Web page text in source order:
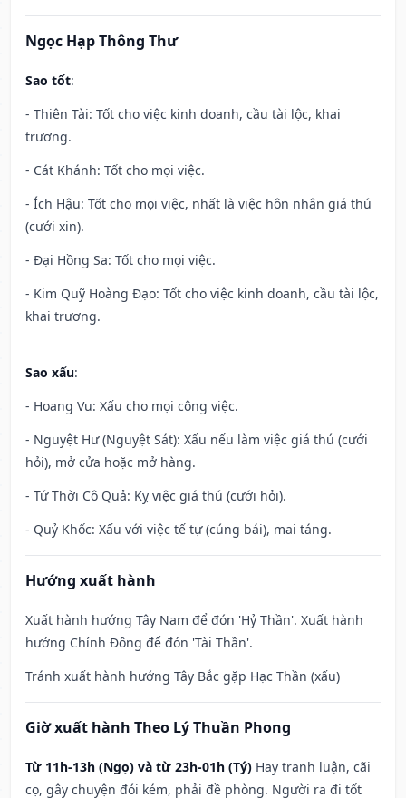
Ngọc Hạp Thông Thư
Sao tốt:
- Thiên Tài: Tốt cho việc kinh doanh, cầu tài lộc, khai
trương.
- Cát Khánh: Tốt cho mọi việc.
- Ích Hậu: Tốt cho mọi việc, nhất là việc hôn nhân giá thú
(cưới xin).
- Đại Hồng Sa: Tốt cho mọi việc.
- Kim Quỹ Hoàng Đạo: Tốt cho việc kinh doanh, cầu tài lộc,
khai trương.
Sao xấu:
- Hoang Vu: Xấu cho mọi công việc.
- Nguyệt Hư (Nguyệt Sát): Xấu nếu làm việc giá thú (cưới
hỏi), mở cửa hoặc mở hàng.
- Tứ Thời Cô Quả: Kỵ việc giá thú (cưới hỏi).
- Quỷ Khốc: Xấu với việc tế tự (cúng bái), mai táng.
Hướng xuất hành
Xuất hành hướng Tây Nam để đón 'Hỷ Thần'. Xuất hành
hướng Chính Đông để đón 'Tài Thần'.
Tránh xuất hành hướng Tây Bắc gặp Hạc Thần (xấu)
Giờ xuất hành Theo Lý Thuần Phong
Từ 11h-13h (Ngọ) và từ 23h-01h (Tý) Hay tranh luận, cãi
cọ, gây chuyện đói kém, phải đề phòng. Người ra đi tốt